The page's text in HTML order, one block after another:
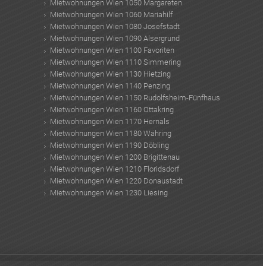
Mietwohnungen Wien 1050 Margareten
Mietwohnungen Wien 1060 Mariahilf
Mietwohnungen Wien 1080 Josefstadt
Mietwohnungen Wien 1090 Alsergrund
Mietwohnungen Wien 1100 Favoriten
Mietwohnungen Wien 1110 Simmering
Mietwohnungen Wien 1130 Hietzing
Mietwohnungen Wien 1140 Penzing
Mietwohnungen Wien 1150 Rudolfsheim-Fünfhaus
Mietwohnungen Wien 1160 Ottakring
Mietwohnungen Wien 1170 Hernals
Mietwohnungen Wien 1180 Währing
Mietwohnungen Wien 1190 Döbling
Mietwohnungen Wien 1200 Brigittenau
Mietwohnungen Wien 1210 Floridsdorf
Mietwohnungen Wien 1220 Donaustadt
Mietwohnungen Wien 1230 Liesing